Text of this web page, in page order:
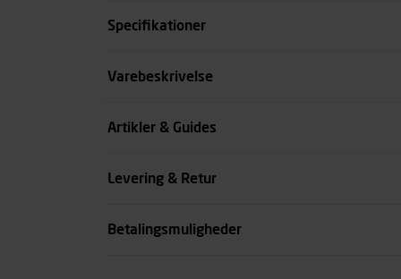
Specifikationer
Dørtykkelse mm
Varebeskrivelse
Artikler & Guides
Levering & Retur
Betalingsmuligheder